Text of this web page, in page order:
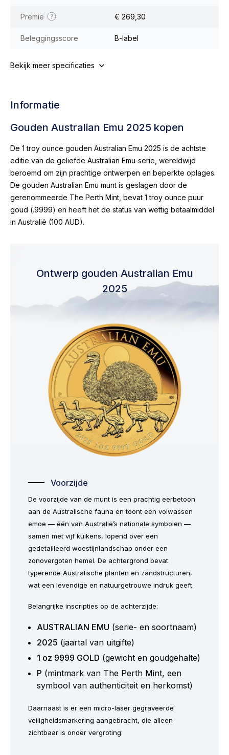
Premie € 269,30
Beleggingsscore B-label
Bekijk meer specificaties
Informatie
Gouden Australian Emu 2025 kopen
De 1 troy ounce gouden Australian Emu 2025 is de achtste
editie van de geliefde Australian Emu-serie, wereldwijd
beroemd om zijn prachtige ontwerpen en beperkte oplages.
De gouden Australian Emu munt is geslagen door de
gerenommeerde The Perth Mint, bevat 1 troy ounce puur
goud (.9999) en heeft het de status van wettig betaalmiddel
in Australië (100 AUD).
Ontwerp gouden Australian Emu
2025
Voorzijde
De voorzijde van de munt is een prachtig eerbetoon
aan de Australische fauna en toont een volwassen
emoe — één van Australië’s nationale symbolen —
samen met vijf kuikens, lopend over een
gedetailleerd woestijnlandschap onder een
zonovergoten hemel. De achtergrond bevat
typerende Australische planten en zandstructuren,
wat een levendige en natuurgetrouwe indruk geeft.
Belangrijke inscripties op de achterzijde:
AUSTRALIAN EMU (serie- en soortnaam)
2025 (jaartal van uitgifte)
1 oz 9999 GOLD (gewicht en goudgehalte)
P (mintmark van The Perth Mint, een
symbool van authenticiteit en herkomst)
Daarnaast is er een micro-laser gegraveerde
veiligheidsmarkering aangebracht, die alleen
zichtbaar is onder vergroting.